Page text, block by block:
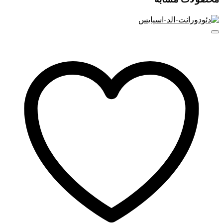
نرم‌کننده طبیعی سرشار از آنتی‌اکسیدان است. موها را آبرسانی و
کاتیونی UV و ترکیبات Velvesil و Styleze به کاهش وز، ترمیم
موخوره، محافظت از رنگ و افزایش حالت‌دهی ابریشمی موها کمک
می‌کنند.
مزیت کلیدی برای سلامت و زیبایی موها ارائه می‌دهد. این مزایا
نرمی و لطافت موها
کنترل وز
افزایش شانه‌پذیری
محافظت در برابر آسیب‌های محیطی و اشعه UV
ترمیم موخوره و انتهای آسیب‌دیده